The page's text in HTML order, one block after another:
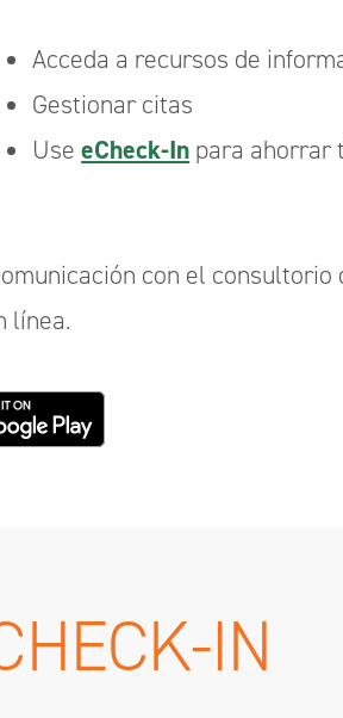
Acceda a recursos de
Gestionar citas
UseeCheck-In para ahorrar
con el consultorio
línea.
IN